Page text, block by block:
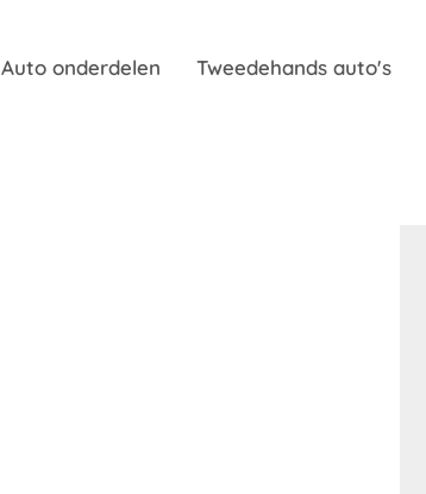
Auto onderdelen Tweedehands auto's